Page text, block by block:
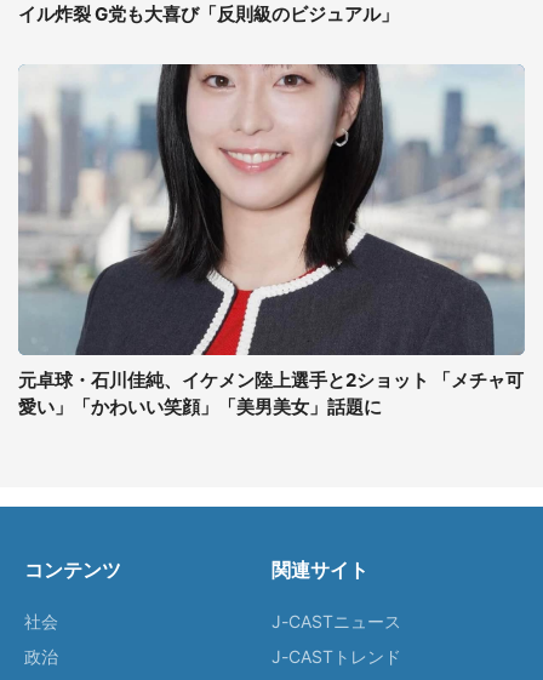
イル炸裂 G党も大喜び「反則級のビジュアル」
元卓球・石川佳純、イケメン陸上選手と2ショット 「メチャ可
愛い」「かわいい笑顔」「美男美女」話題に
コンテンツ
社会
政治
関連サイト
J-CASTニュース
J-CASTトレンド